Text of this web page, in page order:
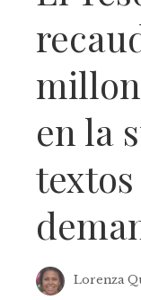
en la
Lorenza